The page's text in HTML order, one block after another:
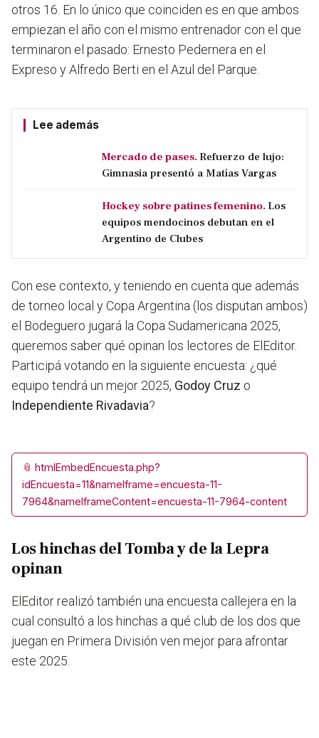
otros 16. En lo único que coinciden es en que ambos
empiezan el año con el mismo entrenador con el que
terminaron el pasado: Ernesto Pedernera en el
Expreso y Alfredo Berti en el Azul del Parque.
Lee además
Mercado de pases. Refuerzo de lujo:
Gimnasia presentó a Matías Vargas
Hockey sobre patines femenino. Los
equipos mendocinos debutan en el
Argentino de Clubes
Con ese contexto, y teniendo en cuenta que además
de torneo local y Copa Argentina (los disputan ambos)
el Bodeguero jugará la Copa Sudamericana 2025,
queremos saber qué opinan los lectores de ElEditor.
Participá votando en la siguiente encuesta: ¿qué
equipo tendrá un mejor 2025, Godoy Cruz o
Independiente Rivadavia?
📎 htmlEmbedEncuesta.php?
idEncuesta=11&nameIframe=encuesta-11-
7964&nameIframeContent=encuesta-11-7964-content
Los hinchas del Tomba y de la Lepra
opinan
ElEditor realizó también una encuesta callejera en la
cual consultó a los hinchas a qué club de los dos que
juegan en Primera División ven mejor para afrontar
este 2025.